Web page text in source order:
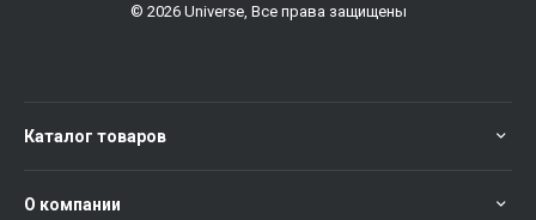
© 2026 Universe, Все права защищены
Каталог товаров
О компании